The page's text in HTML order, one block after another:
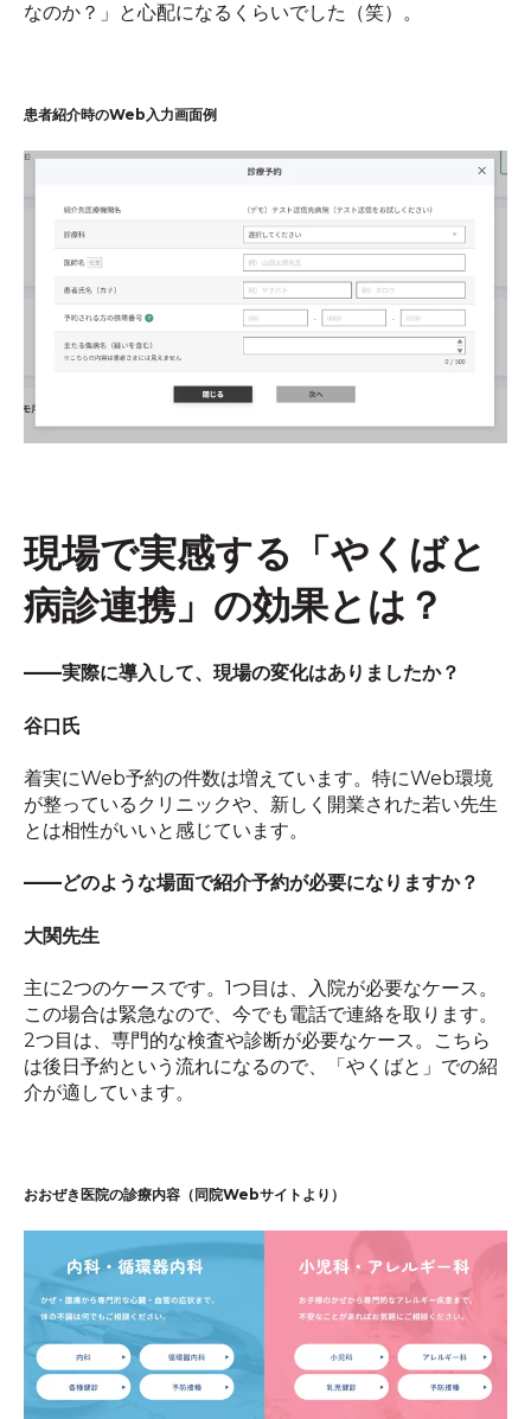
なのか？」と心配になるくらいでした（笑）。
患者紹介時のWeb入力画面例
現場で実感する「やくばと
病診連携」の効果とは？
――実際に導入して、現場の変化はありましたか？
谷口氏
着実にWeb予約の件数は増えています。特にWeb環境
が整っているクリニックや、新しく開業された若い先生
とは相性がいいと感じています。
――どのような場面で紹介予約が必要になりますか？
大関先生
主に2つのケースです。 1つ目は、入院が必要なケース。
この場合は緊急なので、今でも電話で連絡を取ります。
2つ目は、専門的な検査や診断が必要なケース。こちら
は後日予約という流れになるので、「やくばと」での紹
介が適しています。
おおぜき医院の診療内容（同院Webサイトより）